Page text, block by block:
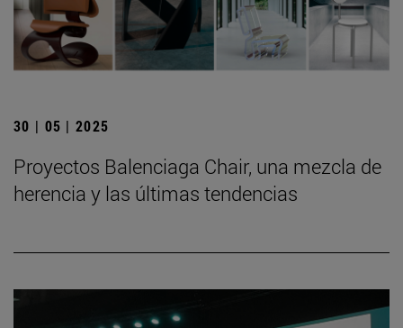
30 | 05 | 2025
Proyectos Balenciaga Chair, una mezcla de
herencia y las últimas tendencias